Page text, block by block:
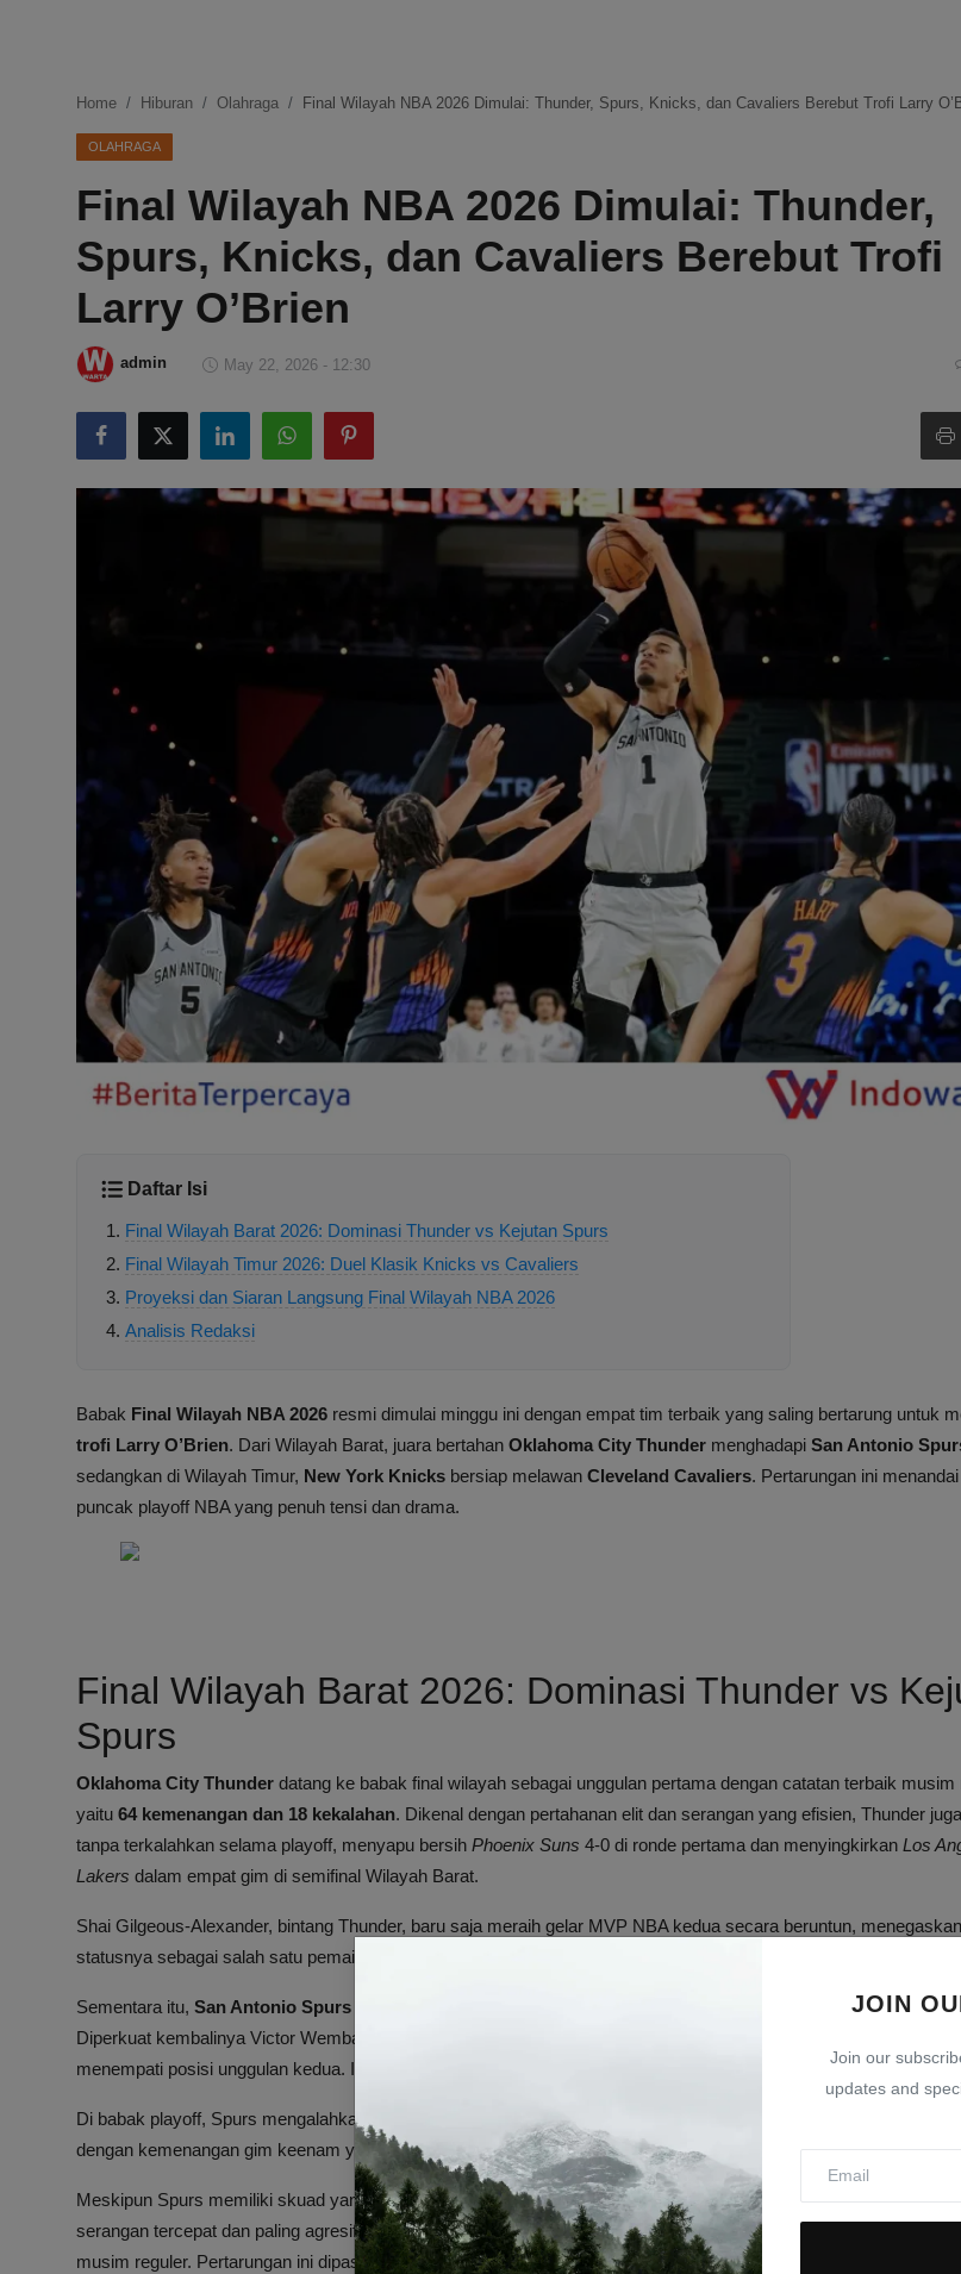
Ekonomi
Internasional
Teknologi
Kesehatan
JOIN
Join our
updates and
Home Hiburan Olahraga Final Wilayah NBA 2026 Dimulai: Thunder, Spurs, Knicks, dan Cavaliers Berebut Trofi Larry
OLAHRAGA
Final Wilayah NBA 2026 Dimulai: Thunder,
Spurs, Knicks, dan Cavaliers Berebut Trofi
Larry O’Brien
admin May 22, 2026 - 12:30
Daftar Isi
Final Wilayah Barat 2026: Dominasi Thunder vs Kejutan Spurs
Final Wilayah Timur 2026: Duel Klasik Knicks vs Cavaliers
Proyeksi dan Siaran Langsung Final Wilayah NBA 2026
Analisis Redaksi
Babak Final Wilayah NBA 2026 resmi dimulai minggu ini dengan empat tim terbaik yang saling bertarung untuk
trofi Larry O’Brien. Dari Wilayah Barat, juara bertahan Oklahoma City Thunder menghadapi San Antonio
sedangkan di Wilayah Timur, New York Knicks bersiap melawan Cleveland Cavaliers. Pertarungan ini
puncak playoff NBA yang penuh tensi dan drama.
Final Wilayah Barat 2026: Dominasi Thunder vs
Spurs
Oklahoma City Thunder datang ke babak final wilayah sebagai unggulan pertama dengan catatan terbaik musim
yaitu 64 kemenangan dan 18 kekalahan. Dikenal dengan pertahanan elit dan serangan yang efisien, Thunder
tanpa terkalahkan selama playoff, menyapu bersih Phoenix Suns 4-0 di ronde pertama dan menyingkirkan Los
Lakers dalam empat gim di semifinal Wilayah Barat.
Shai Gilgeous-Alexander, bintang Thunder, baru saja meraih gelar MVP NBA kedua secara beruntun, menegaskan
statusnya sebagai salah satu pemain terbaik di liga saat ini.
Sementara itu, San Antonio Spurs
musim ini setelah comeback menakjubkan dari kondisi
Diperkuat kembalinya Victor Wembanyama yang pulih dari pembekuan darah, Spurs mencatatkan rekor
menempati posisi unggulan kedua. Ini adalah penampilan playoff Spurs pertama setelah tujuh tahun absen.
Di babak playoff, Spurs mengalahkan 4-1 dan menyingkirkan
dengan kemenangan gim keenam yang menentukan.
Meskipun Spurs memiliki skuad yang relatif minim pengalaman playoff, mereka dikenal sebagai tim dengan
serangan tercepat dan paling agresif selama playoff, serta memiliki keunggulan head-to-head 4-1 atas Thunder
musim reguler. Pertarungan ini dipastikan sengit dan penuh strategi.